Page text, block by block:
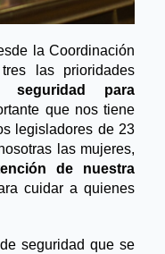
la Coordinación
las prioridades
seguridad para
que nos tiene
legisladores de 23
las mujeres,
de nuestra
cuidar a quienes
seguridad que se